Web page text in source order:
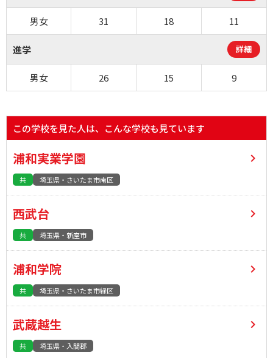
男女 31 18 11
進学 詳細
男女 26 15 9
この学校を見た人は、こんな学校も見ています
浦和実業学園
共 埼玉県・さいたま市南区
西武台
共 埼玉県・新座市
浦和学院
共 埼玉県・さいたま市緑区
武蔵越生
共 埼玉県・入間郡